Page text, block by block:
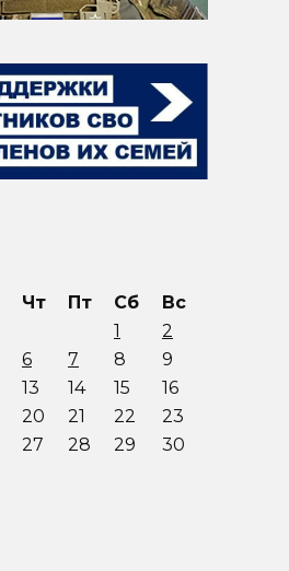
Чт Пт Сб
Вс
1
2
6 7 8
9
13 14 15
16
20 21 22
23
27 28 29
30